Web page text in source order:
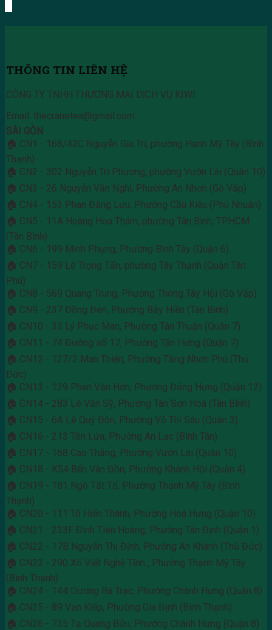
THÔNG TIN LIÊN HỆ
CÔNG TY TNHH THƯƠNG MẠI DỊCH VỤ KIWI
Email: thecranetea@gmail.com
SÀI GÒN
🏠 CN1 - 168/42C Nguyễn Gia Trí, phường Hạnh Mỹ Tây (Bình
Thạnh)
🏠 CN2 - 302 Nguyễn Tri Phương, phường Vườn Lài (Quận 10)
🏠 CN3 - 26 Nguyễn Văn Nghi, Phường An Nhơn (Gò Vấp)
🏠 CN4 - 153 Phan Đăng Lưu, Phường Cầu Kiệu (Phú Nhuận)
🏠 CN5 - 11A Hoàng Hoa Thám, phường Tân Bình, TP.HCM
(Tân Bình)
🏠 CN6 - 199 Minh Phụng, Phường Bình Tây (Quận 6)
🏠 CN7 - 159 Lê Trọng Tấn, phường Tây Thạnh (Quận Tân
Phú)
🏠 CN8 - 569 Quang Trung, Phường Thông Tây Hội (Gò Vấp)
🏠 CN9 - 237 Đồng Đen, Phường Bảy Hiền (Tân Bình)
🏠 CN10 - 33 Lý Phục Man, Phường Tân Thuận (Quận 7)
🏠 CN11 - 74 Đường số 17, Phường Tân Hưng (Quận 7)
🏠 CN12 - 127/2 Man Thiện, Phường Tăng Nhơn Phú (Thủ
Đức)
🏠 CN13 - 129 Phan Văn Hớn, Phường Đông Hưng (Quận 12)
🏠 CN14 - 283 Lê Văn Sỹ, Phường Tân Sơn Hoà (Tân Bình)
🏠 CN15 - 6A Lê Quý Đôn, Phường Võ Thị Sáu (Quận 3)
🏠 CN16 - 213 Tên Lửa, Phường An Lạc (Bình Tân)
🏠 CN17 - 168 Cao Thắng, Phường Vườn Lài (Quận 10)
🏠 CN18 - K54 Bến Vân Đồn, Phường Khánh Hội (Quận 4)
🏠 CN19 - 181 Ngô Tất Tố, Phường Thạnh Mỹ Tây (Bình
Thạnh)
🏠 CN20 - 111 Tô Hiến Thành, Phường Hoà Hưng (Quận 10)
🏠 CN21 - 233F Đinh Tiên Hoàng, Phường Tân Định (Quận 1)
🏠 CN22 - 17B Nguyễn Thị Định, Phường An Khánh (Thủ Đức)
🏠 CN23 - 290 Xô Viết Nghệ Tĩnh , Phường Thạnh Mỹ Tây
(Bình Thạnh)
🏠 CN24 - 144 Dương Bá Trạc, Phường Chánh Hưng (Quận 8)
🏠 CN25 - 89 Vạn Kiếp, Phường Gia Định (Bình Thạnh)
🏠 CN26 - 735 Tạ Quang Bửu, Phường Chánh Hưng (Quận 8)